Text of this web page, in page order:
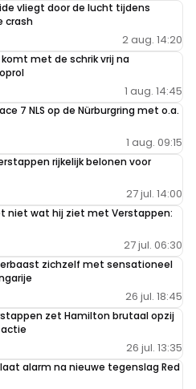
vliegt door de lucht tijdens
crash
2 aug. 14:20
met de schrik vrij na
1 aug. 14:45
7 NLS op de Nürburgring met o.a.
1 aug. 09:15
rijkelijk belonen voor
27 jul. 14:00
niet wat hij ziet met Verstappen:
27 jul. 06:30
zichzelf met sensationeel
26 jul. 18:45
zet Hamilton brutaal opzij
26 jul. 13:35
alarm na nieuwe tegenslag Red